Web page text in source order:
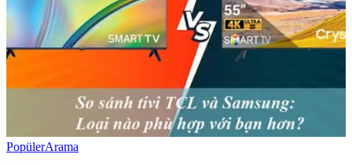
PopülerArama